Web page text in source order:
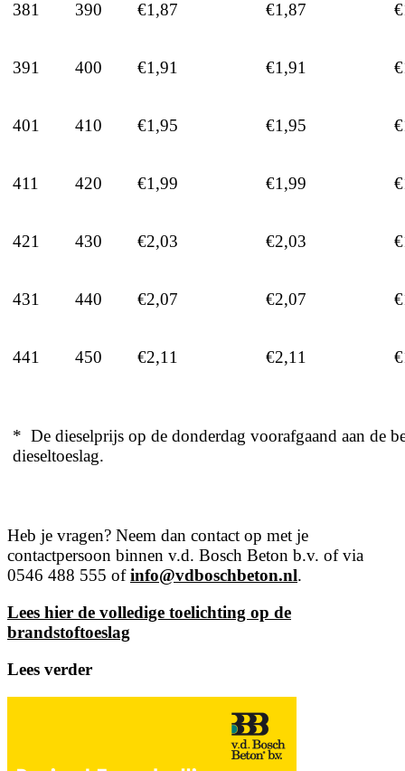
381 390 €1,87 €1,87
391 400 €1,91 €1,91
401 410 €1,95 €1,95
411 420 €1,99 €1,99
421 430 €2,03 €2,03
431 440 €2,07 €2,07
441 450 €2,11 €2,11
* De dieselprijs op de donderdag voorafgaand aan de
dieseltoeslag.
Heb je vragen? Neem dan contact op met je
contactpersoon binnen v.d. Bosch Beton b.v. of via
0546 488 555 ofinfo@vdboschbeton.nl.
Lees hier de volledige toelichting op de
brandstoftoeslag
Lees verder